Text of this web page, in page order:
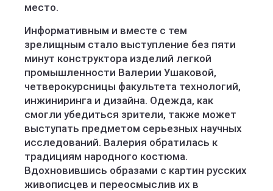
место.
Информативным и вместе с тем
зрелищным стало выступление без пяти
минут конструктора изделий легкой
промышленности Валерии Ушаковой,
четверокурсницы факультета технологий,
инжиниринга и дизайна. Одежда, как
смогли убедиться зрители, также может
выступать предметом серьезных научных
исследований. Валерия обратилась к
традициям народного костюма.
Вдохновившись образами с картин русских
живописцев и переосмыслив их в